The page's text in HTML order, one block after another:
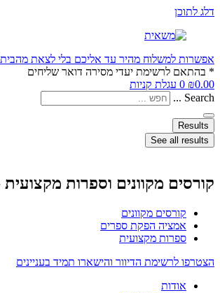
דלג לתוכן
אפשרות למשלוח מהיר עד אליכם בלי לצאת
* בהתאם לרשימת יעדי מסירה דואר שליחים
₪0.00
0 עגלת קניות
Search ...
Results
See all results
קורסים מקוונים וספרות
קורסים מקוונים
אמציה הפקת ספרים
ספרות מקצועית
הצטרפו לרשימת הדיוור והישארו תמיד בעניינים
אודות